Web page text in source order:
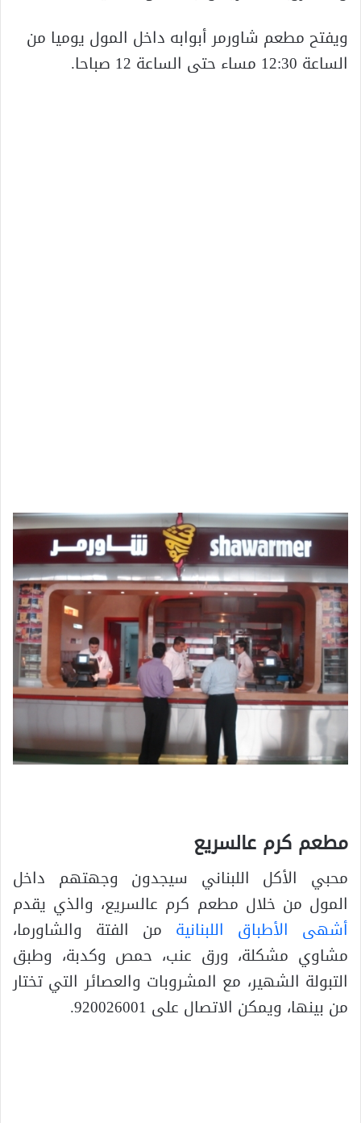
ويفتح مطعم شاورمر أبوابه داخل المول يوميا من
الساعة 12:30 مساء حتى الساعة 12 صباحا.
مطعم كرم عالسريع
محبي الأكل اللبناني سيجدون وجهتهم داخل
المول من خلال مطعم كرم عالسريع، والذي يقدم
أشهى الأطباق اللبنانية من الفتة والشاورما،
مشاوي مشكلة، ورق عنب، حمص وكدبة، وطبق
التبولة الشهير، مع المشروبات والعصائر التي تختار
من بينها، ويمكن الاتصال على 920026001.